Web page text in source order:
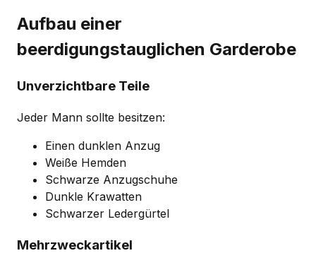
Aufbau einer
beerdigungstauglichen Garderobe
Unverzichtbare Teile
Jeder Mann sollte besitzen:
Einen dunklen Anzug
Weiße Hemden
Schwarze Anzugschuhe
Dunkle Krawatten
Schwarzer Ledergürtel
Mehrzweckartikel